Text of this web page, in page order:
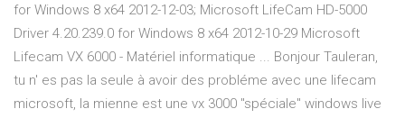
for Windows 8 x64 2012-12-03; Microsoft LifeCam HD-5000
Driver 4.20.239.0 for Windows 8 x64 2012-10-29 Microsoft
Lifecam VX 6000 - Matériel informatique ... Bonjour Tauleran,
tu n' es pas la seule à avoir des probléme avec une lifecam
microsoft, la mienne est une vx 3000 "spéciale" windows live